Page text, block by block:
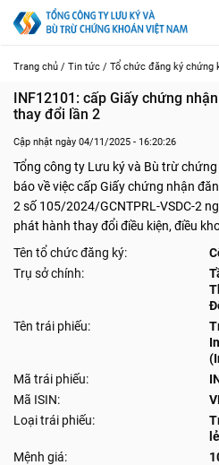
Trang chủ / Tin tức / Tổ chức đăng ký chứng
INF12101: cấp Giấy chứng
thay đổi lần 2
Cập nhật ngày 04/11/2025 - 16:20:26
Tổng công ty Lưu ký và Bù trừ
báo về việc cấp Giấy chứng nhận
2 số 105/2024/GCNTPRL-VSDC-2
phát hành thay đổi điều kiện, điều
Tên tổ chức đăng ký:
Trụ sở chính:
Tên trái phiếu:
Mã trái phiếu:
Mã ISIN:
Loại trái phiếu:
lẻ
Mệnh giá: